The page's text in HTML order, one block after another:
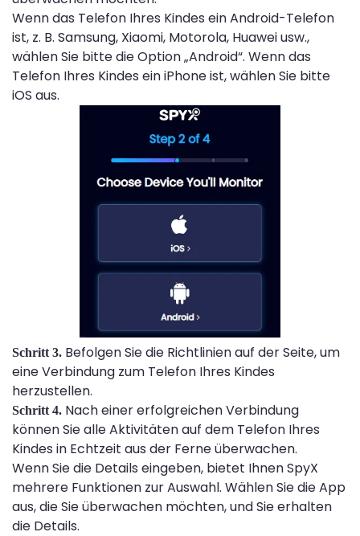
Wenn das Telefon Ihres Kindes ein Android-Telefon
ist, z. B. Samsung, Xiaomi, Motorola, Huawei usw.,
wählen Sie bitte die Option „Android“. Wenn das
Telefon Ihres Kindes ein iPhone ist, wählen Sie bitte
iOS aus.
Schritt 3. Befolgen Sie die Richtlinien auf der Seite, um
eine Verbindung zum Telefon Ihres Kindes
herzustellen.
Schritt 4. Nach einer erfolgreichen Verbindung
können Sie alle Aktivitäten auf dem Telefon Ihres
Kindes in Echtzeit aus der Ferne überwachen.
Wenn Sie die Details eingeben, bietet Ihnen SpyX
mehrere Funktionen zur Auswahl. Wählen Sie die App
aus, die Sie überwachen möchten, und Sie erhalten
die Details.